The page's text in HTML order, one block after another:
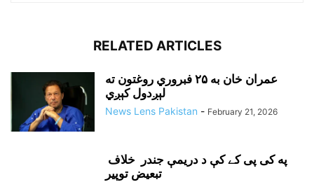
RELATED ARTICLES
عمران خان به ۲۵ فبروري روغتون ته
لېږدول کېږي
News Lens Pakistan - February 21, 2026
په کی پی کے کې د دريمې جندر خلاف
تبعيض توپير